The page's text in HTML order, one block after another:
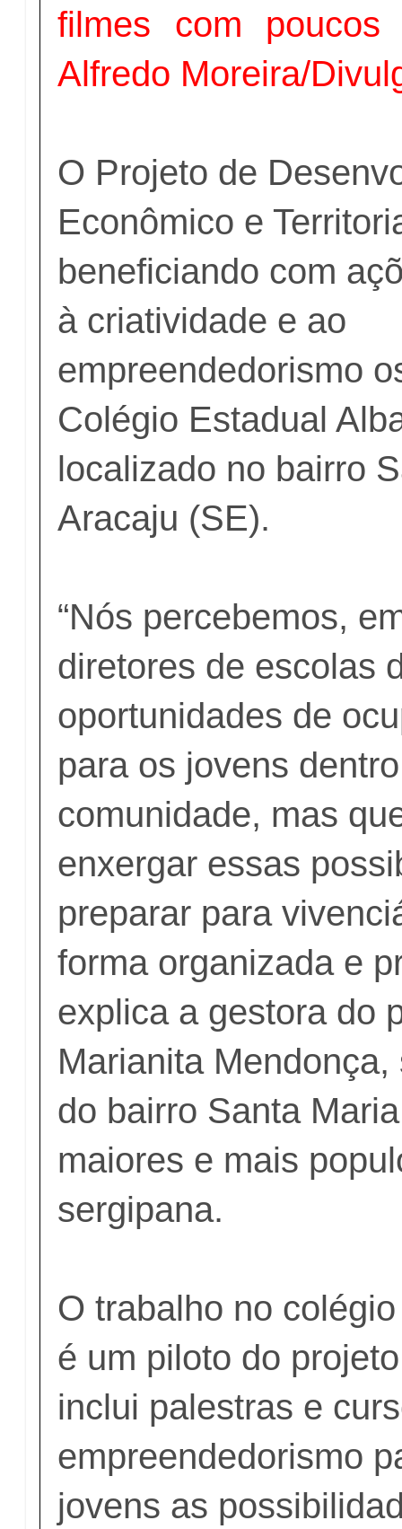
filmes com poucos
Alfredo Moreira/
O Projeto de
Econômico e
beneficiando com
à criatividade e ao
empreendedorismo
Colégio Estadual
localizado no bairro
Aracaju (SE).
“Nós percebemos,
diretores de escolas
oportunidades de
para os jovens
comunidade, mas
enxergar essas
preparar para
forma organizada e
explica a gestora do
Marianita
do bairro Santa
maiores e mais
sergipana.
O trabalho no
é um piloto do
inclui palestras e
empreendedorismo
jovens as